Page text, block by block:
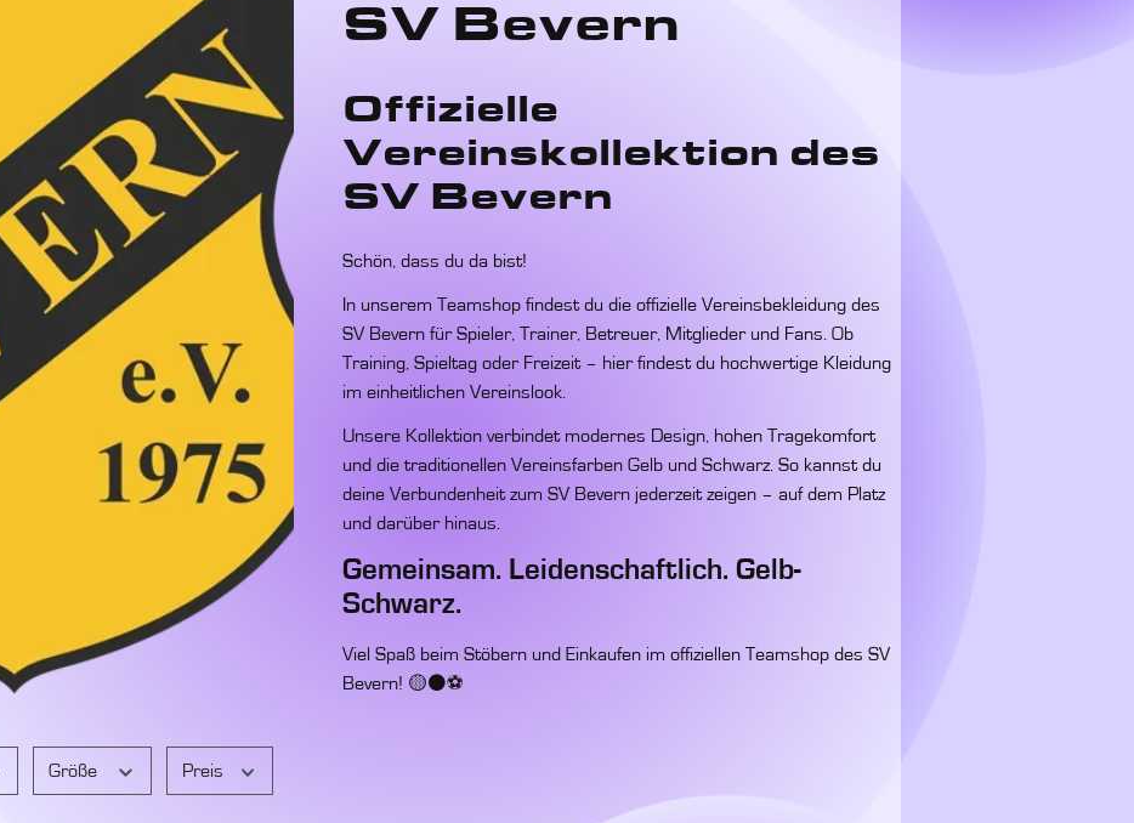
SV Bevern
Offizielle
Vereinskollektion des
SV Bevern
Schön, dass du da bist!
In unserem Teamshop findest du die offizielle Vereinsbekleidung des
SV Bevern für Spieler, Trainer, Betreuer, Mitglieder und Fans. Ob
Training, Spieltag oder Freizeit – hier findest du hochwertige Kleidung
im einheitlichen Vereinslook.
Unsere Kollektion verbindet modernes Design, hohen Tragekomfort
und die traditionellen Vereinsfarben Gelb und Schwarz. So kannst du
deine Verbundenheit zum SV Bevern jederzeit zeigen – auf dem Platz
und darüber hinaus.
Gemeinsam. Leidenschaftlich. Gelb-
Schwarz.
Viel Spaß beim Stöbern und Einkaufen im offiziellen Teamshop des SV
Bevern! 🟡⚫⚽
Größe Preis